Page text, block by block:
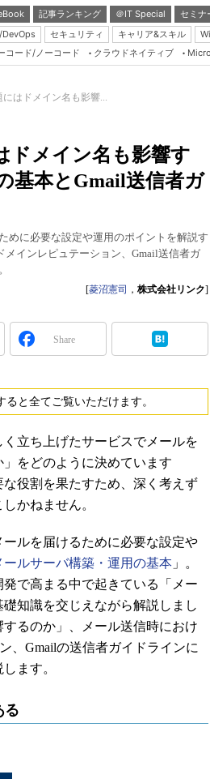
記事ランキング ＠IT Special セミナ
DevOps セキュリティ キャリア&スキル
Java
Master
Test &
コード/ノーコード クラウドネイティブ
はドメイン名も影響...
ドメイン名も影響す
本とGmail送信者ガ
めに必要な設定や運用のポイントを解説す
インレピュテーション、Gmail送信者ガ
[菱沼憲司 ， 株式会社リンク]
Share
ると全てご覧いただけます。
立ち上げたサービスでメールを
をどのように決めています
役割を果たすため、深く考えず
かねません。
ルを届けるために必要な設定や
ルサーバ構築・運用の基本 」。
で高まる中で起きている「メー
知識を交じえながら解説しまし
るのか」、メール送信時におけ
、Gmailの送信者ガイドラインに
ます。
る